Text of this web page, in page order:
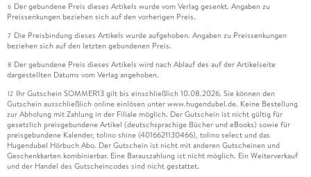
6 Der gebundene Preis dieses Artikels wurde vom Verlag gesenkt. Angaben zu
Preissenkungen beziehen sich auf den vorherigen Preis.
7 Die Preisbindung dieses Artikels wurde aufgehoben. Angaben zu Preissenkungen
beziehen sich auf den letzten gebundenen Preis.
8 Der gebundene Preis dieses Artikels wird nach Ablauf des auf der Artikelseite
dargestellten Datums vom Verlag angehoben.
12 Ihr Gutschein SOMMER13 gilt bis einschließlich 10.08.2026. Sie können den
Gutschein ausschließlich online einlösen unter www.hugendubel.de. Keine Bestellung
zur Abholung mit Zahlung in der Filiale möglich. Der Gutschein ist nicht gültig für
gesetzlich preisgebundene Artikel (deutschsprachige Bücher und eBooks) sowie für
preisgebundene Kalender, tolino shine (4016621130466), tolino select und das
Hugendubel Hörbuch Abo. Der Gutschein ist nicht mit anderen Gutscheinen und
Geschenkkarten kombinierbar. Eine Barauszahlung ist nicht möglich. Ein Weiterverkauf
und der Handel des Gutscheincodes sind nicht gestattet.